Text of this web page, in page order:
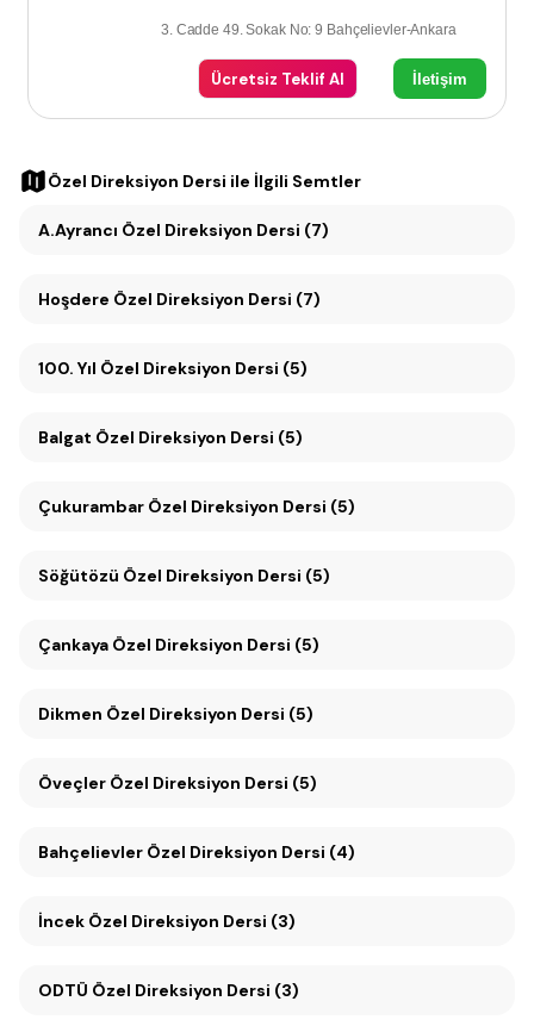
3. Cadde 49. Sokak No: 9 Bahçelievler-Ankara
Ücretsiz Teklif Al İletişim
Özel Direksiyon Dersi ile İlgili Semtler
A.Ayrancı Özel Direksiyon Dersi (7)
Hoşdere Özel Direksiyon Dersi (7)
100. Yıl Özel Direksiyon Dersi (5)
Balgat Özel Direksiyon Dersi (5)
Çukurambar Özel Direksiyon Dersi (5)
Söğütözü Özel Direksiyon Dersi (5)
Çankaya Özel Direksiyon Dersi (5)
Dikmen Özel Direksiyon Dersi (5)
Öveçler Özel Direksiyon Dersi (5)
Bahçelievler Özel Direksiyon Dersi (4)
İncek Özel Direksiyon Dersi (3)
ODTÜ Özel Direksiyon Dersi (3)